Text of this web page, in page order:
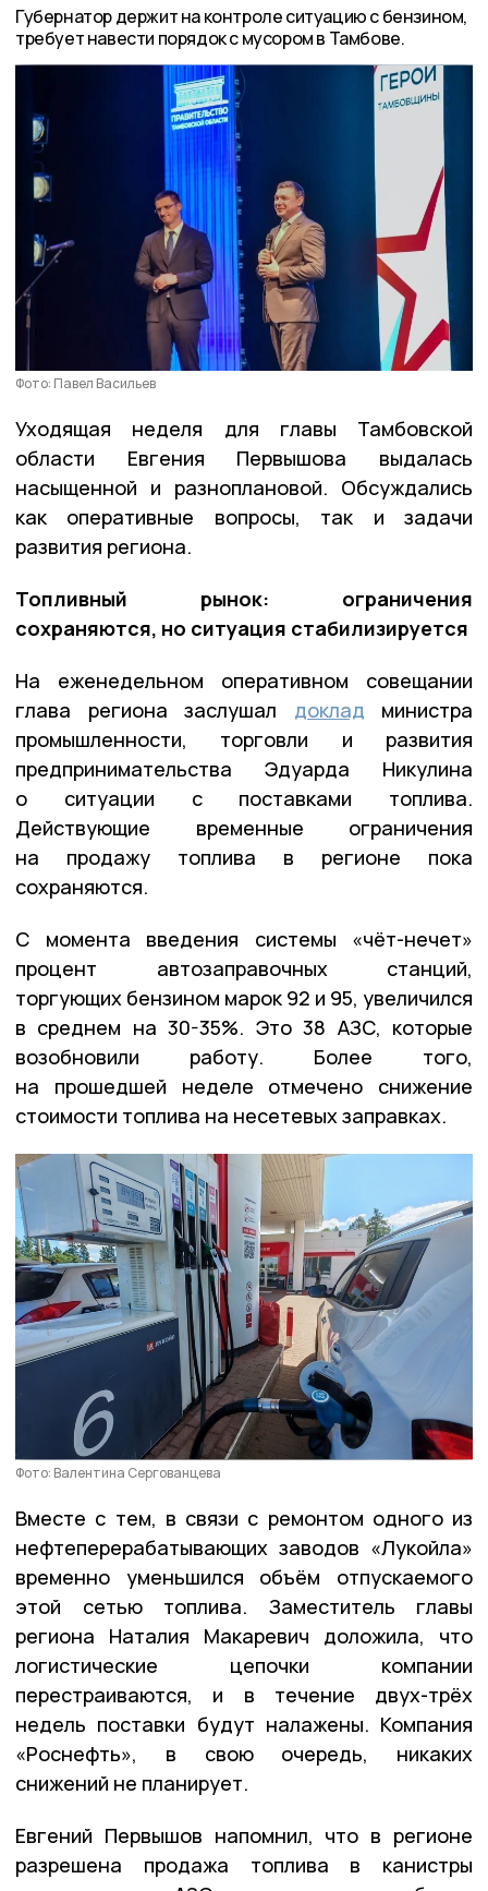
Губернатор держит на контроле ситуацию с бензином,
требует навести порядок с мусором в Тамбове.
Фото: Павел Васильев
Уходящая неделя для главы Тамбовской
области Евгения Первышова выдалась
насыщенной и разноплановой. Обсуждались
как оперативные вопросы, так и задачи
развития региона.
Топливный рынок: ограничения
сохраняются, но ситуация стабилизируется
На еженедельном оперативном совещании
глава региона заслушал доклад министра
промышленности, торговли и развития
предпринимательства Эдуарда Никулина
о ситуации с поставками топлива.
Действующие временные ограничения
на продажу топлива в регионе пока
сохраняются.
С момента введения системы «чёт-нечет»
процент автозаправочных станций,
торгующих бензином марок 92 и 95, увеличился
в среднем на 30-35%. Это 38 АЗС, которые
возобновили работу. Более того,
на прошедшей неделе отмечено снижение
стоимости топлива на несетевых заправках.
Фото: Валентина Сергованцева
Вместе с тем, в связи с ремонтом одного из
нефтеперерабатывающих заводов «Лукойла»
временно уменьшился объём отпускаемого
этой сетью топлива. Заместитель главы
региона Наталия Макаревич доложила, что
логистические цепочки компании
перестраиваются, и в течение двух-трёх
недель поставки будут налажены. Компания
«Роснефть», в свою очередь, никаких
снижений не планирует.
Евгений Первышов напомнил, что в регионе
разрешена продажа топлива в канистры